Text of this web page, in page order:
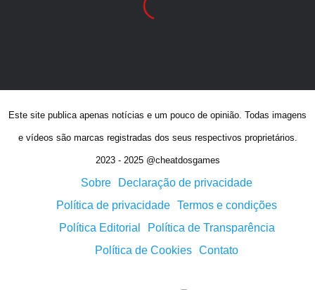
Este site publica apenas notícias e um pouco de opinião. Todas imagens
e vídeos são marcas registradas dos seus respectivos proprietários.
2023 - 2025 @cheatdosgames
Sobre
Declaração de privacidade
Política de privacidade Termos e condições
Política Editorial
Política de Transparência
Política de Cookies Contato